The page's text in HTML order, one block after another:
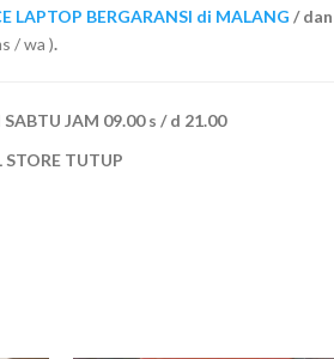
LAPTOP BERGARANSI di MALANG / dan
/ wa ).
JAM 09.00 s / d 21.00
TUTUP